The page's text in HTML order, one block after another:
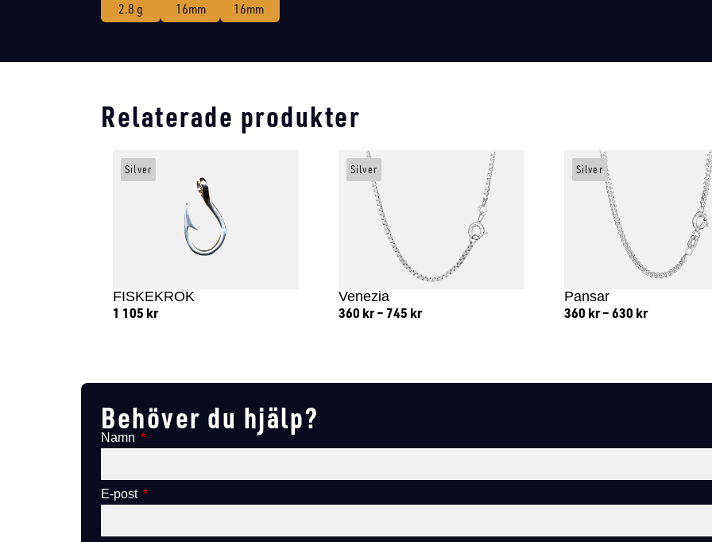
2.8 g
16mm
16mm
Relaterade produkter
FISKEKROK
1 105 kr
Silver
Venezia
360 kr –745 kr
Silver
Pansar
360 kr –630 kr
Silver
Behöver du hjälp?
Namn
E-post